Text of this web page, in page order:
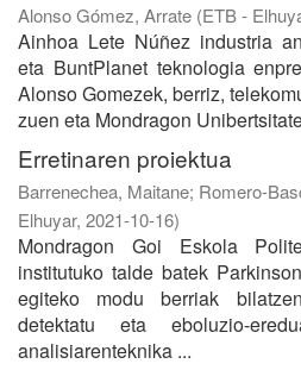
Alonso Gómez, Arrate (ETB -
Ainhoa Lete Núñez industria
eta BuntPlanet teknologia
Alonso Gomezek, berriz,
zuen eta Mondragon
Erretinaren proiektua
Barrenechea, Maitane; Romero-
Elhuyar, 2021-10-16)
Mondragon Goi Eskola
institutuko talde batek
egiteko modu berriak
detektatu eta eboluzio-
analisiarenteknika ...